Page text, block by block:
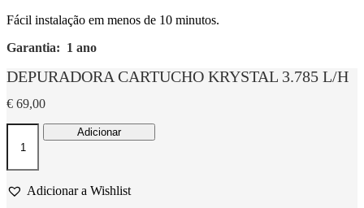
Fácil instalação em menos de 10 minutos.
Garantia: 1 ano
DEPURADORA CARTUCHO KRYSTAL 3.785 L/H
€ 69,00
Quantidade
CARTUCHO
KRYSTAL
Adicionar
Adicionar a Wishlist